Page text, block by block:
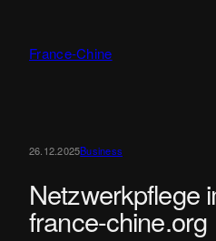
springen
France-Chine
26.12.2025Business
Netzwerkpflege
france-chine.org